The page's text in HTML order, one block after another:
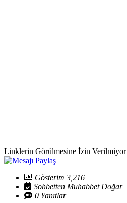
Linklerin Görülmesine İzin Verilmiyor
Gösterim 3,216
Sohbetten Muhabbet Doğar
0 Yanıtlar